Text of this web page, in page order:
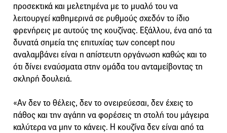
προσεκτικά και μελετημένα με το μυαλό του να
λειτουργεί καθημερινά σε ρυθμούς σχεδόν το ίδιο
φρενήρεις με αυτούς της κουζίνας. Εξάλλου, ένα από τα
δυνατά σημεία της επιτυχίας των concept που
αναλαμβάνει είναι η απίστευτη οργάνωση καθώς και το
ότι δίνει εναύσματα στην ομάδα του ανταμείβοντας τη
σκληρή δουλειά.
«Αν δεν το θέλεις, δεν το ονειρεύεσαι, δεν έχεις το
πάθος και την αγάπη να φορέσεις τη στολή του μάγειρα
καλύτερα να μην το κάνεις. Η κουζίνα δεν είναι από τα